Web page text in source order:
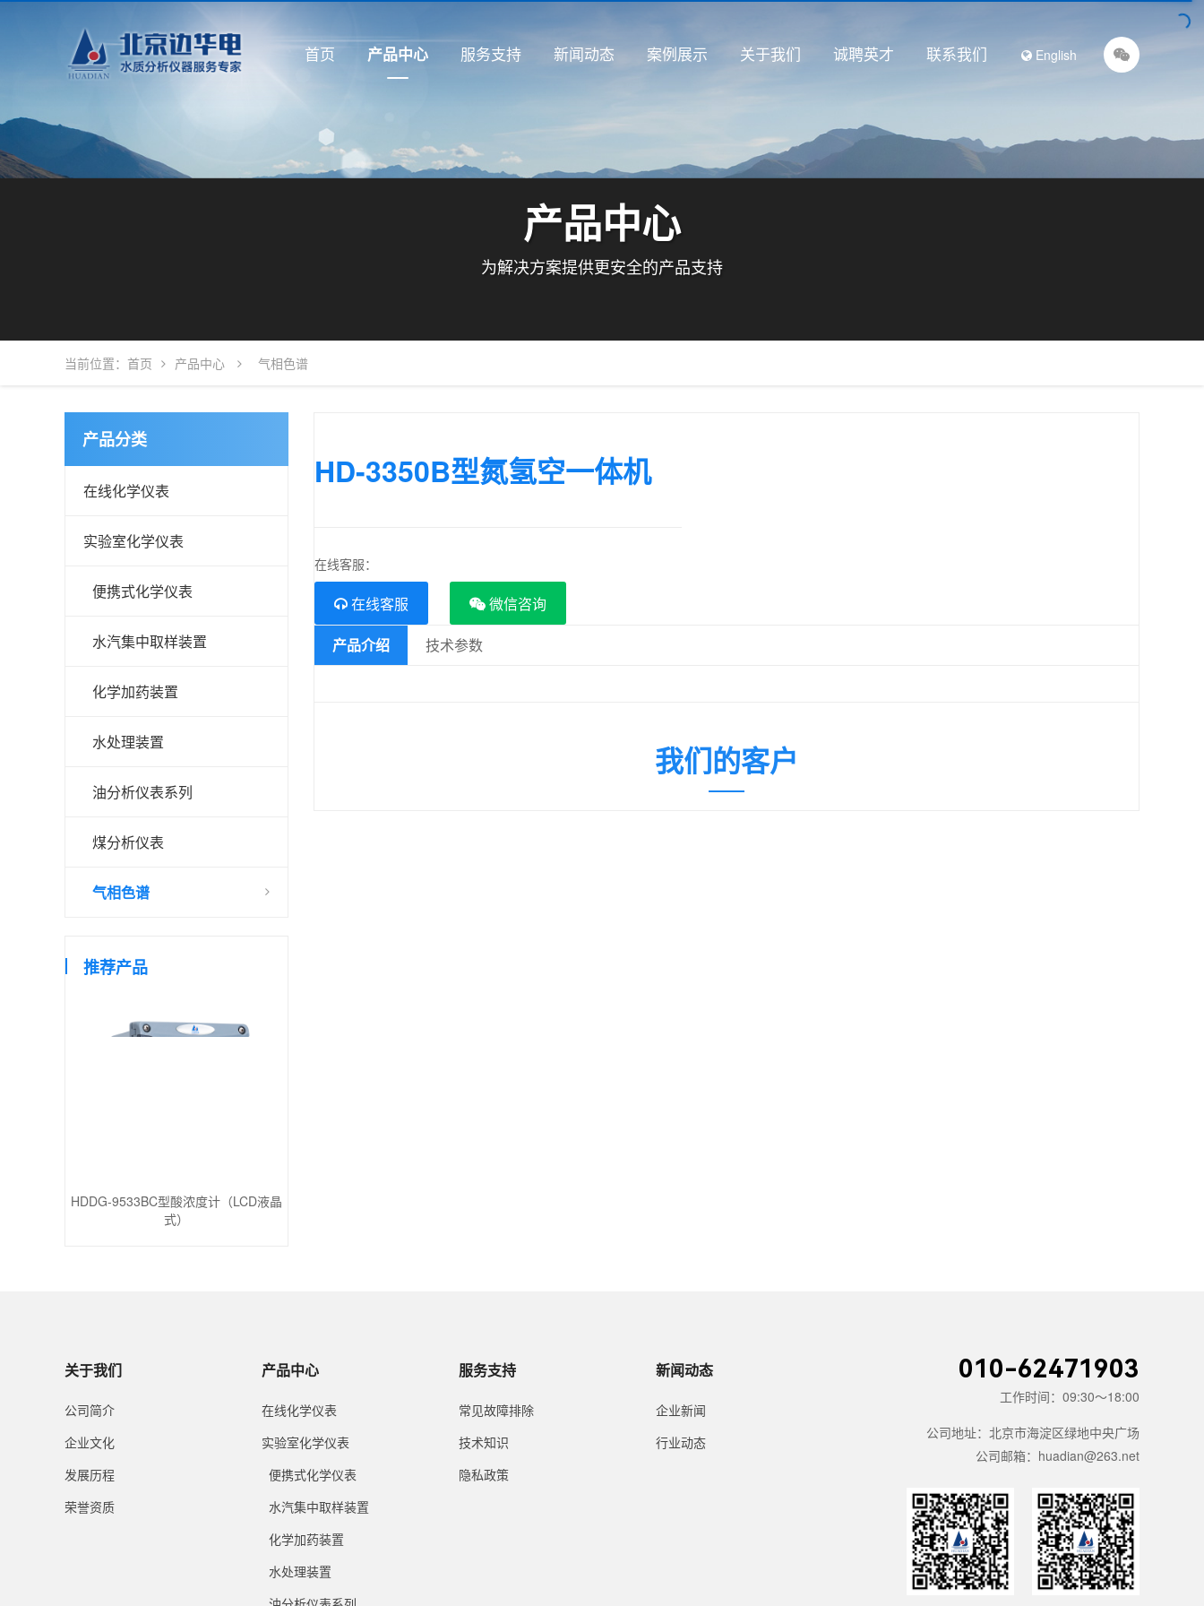
首页 产品中心 服务支持 新闻动态 案例展示 关于我们 诚聘英才 联系我们 English
为解决方案提供更安全的产品支持
产品中心
当前位置： 首页 产品中心 气相色谱
产品分类
在线化学仪表
实验室化学仪表
便携式化学仪表
水汽集中取样装置
化学加药装置
水处理装置
油分析仪表系列
煤分析仪表
气相色谱
推荐产品
HDDG-9533BC型酸浓度计（LCD液晶
式）
HD-3350B型氮氢空一体机
在线客服：
在线客服
微信咨询
产品介绍
技术参数
我们的客户
关于我们
公司简介
企业文化
发展历程
荣誉资质
产品中心
在线化学仪表
实验室化学仪表
便携式化学仪表
水汽集中取样装置
化学加药装置
水处理装置
服务支持
常见故障排除
技术知识
隐私政策
新闻动态
企业新闻
行业动态
010-62471903
工作时间：09:30～18:00
公司地址：北京市海淀区绿地中央广场
公司邮箱：huadian@263.net